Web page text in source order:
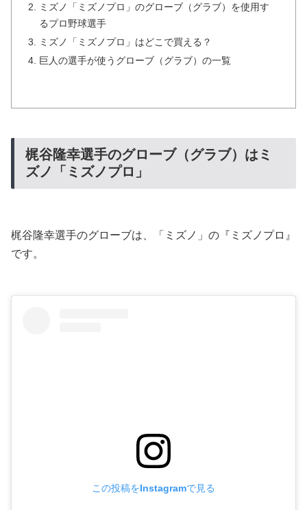
ミズノ「ミズノプロ」のグローブ（グラブ）を使用す
るプロ野球選手
ミズノ「ミズノプロ」はどこで買える？
巨人の選手が使うグローブ（グラブ）の一覧
梶谷隆幸選手のグローブ（グラブ）はミ
ズノ「ミズノプロ」
梶谷隆幸選手のグローブは、「ミズノ」の『ミズノプロ』
です。
この投稿をInstagramで見る